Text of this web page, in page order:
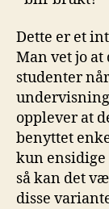
Dette er et
Man vet jo
studenter
opplever at
benyttet
kun
så kan det
disse